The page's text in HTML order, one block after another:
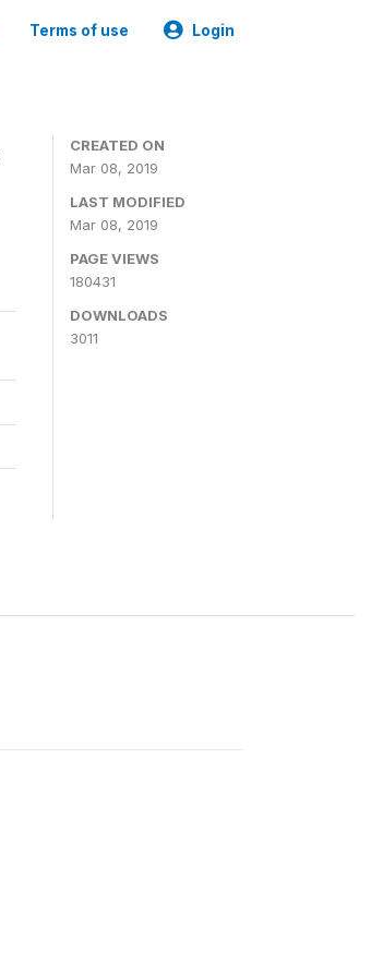
Terms of use Login
CREATED ON
Mar 08, 2019
LAST MODIFIED
Mar 08, 2019
PAGE VIEWS
180431
DOWNLOADS
3011